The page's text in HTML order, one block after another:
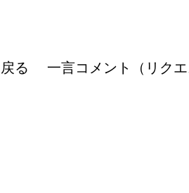
る 一言コメント（リクエ